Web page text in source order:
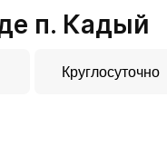
п. Кадый
Круглосуточно